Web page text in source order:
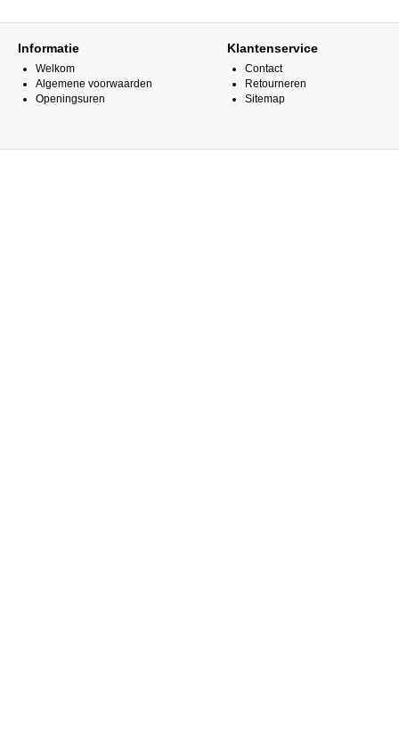
Informatie
Welkom
Algemene voorwaarden
Openingsuren
Klantenservice
Contact
Retourneren
Sitemap